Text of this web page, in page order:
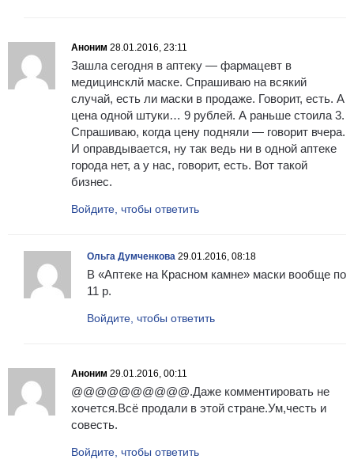
Аноним 28.01.2016, 23:11
Зашла сегодня в аптеку — фармацевт в
медицинсклй маске. Спрашиваю на всякий
случай, есть ли маски в продаже. Говорит, есть. А
цена одной штуки… 9 рублей. А раньше стоила 3.
Спрашиваю, когда цену подняли — говорит вчера.
И оправдывается, ну так ведь ни в одной аптеке
города нет, а у нас, говорит, есть. Вот такой
бизнес.
Войдите, чтобы ответить
Ольга Думченкова 29.01.2016, 08:18
В «Аптеке на Красном камне» маски вообще по
11 р.
Войдите, чтобы ответить
Аноним 29.01.2016, 00:11
@@@@@@@@@@.Даже комментировать не
хочется.Всё продали в этой стране.Ум,честь и
совесть.
Войдите, чтобы ответить